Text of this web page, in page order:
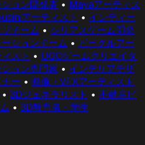
ョン開発者 • Mayaアーティス
アーティスト • インディー
チーム • シリアスゲーム開発
ションチーム • ビークルアー
スト • UGCゲームクリエイタ
ョン専門家 • インテリアデザ
ー • 映像・VFXアーティスト
• 3Dジェネラリスト • 不動産ビ
• 3D教育者・学生